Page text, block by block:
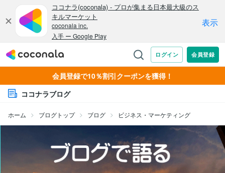
会員登録で10％割引クーポンを獲得！
ココナラブログ
ホーム ブログトップ ブログ ビジネス・マーケティング